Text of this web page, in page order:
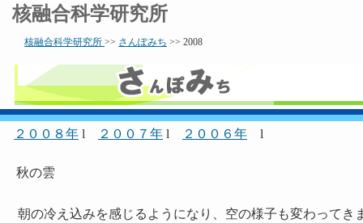
核融合科学研究所
核融合科学研究所 >> さんぽみち >> 2008
２００８年 l ２００７年 l ２００６年 l
秋の雲
朝の冷え込みを感じるようになり、空の様子も変わって